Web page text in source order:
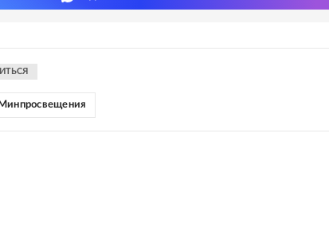
Минпросвещения